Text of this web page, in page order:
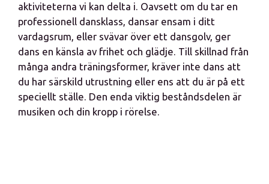
aktiviteterna vi kan delta i. Oavsett om du tar en
professionell dansklass, dansar ensam i ditt
vardagsrum, eller svävar över ett dansgolv, ger
dans en känsla av frihet och glädje. Till skillnad från
många andra träningsformer, kräver inte dans att
du har särskild utrustning eller ens att du är på ett
speciellt ställe. Den enda viktig beståndsdelen är
musiken och din kropp i rörelse.